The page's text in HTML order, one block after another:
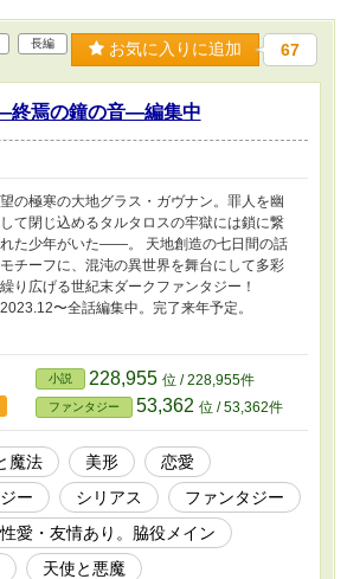
長編 お気に入りに追加 67
終焉の鐘の音―編集中
の極寒の大地グラス・ガヴナン。罪人を幽
て閉じ込めるタルタロスの牢獄には鎖に繋
た少年がいた――。 天地創造の七日間の話
チーフに、混沌の異世界を舞台にして多彩
り広げる世紀末ダークファンタジー！
〜全話編集中。完了来年予定。
小説 228,955 位 / 228,955件
ファンタジー 53,362 位 / 53,362件
魔法 美形
恋愛
ー
シリアス
ファンタジー
愛・友情あり。脇役メイン
天使と悪魔